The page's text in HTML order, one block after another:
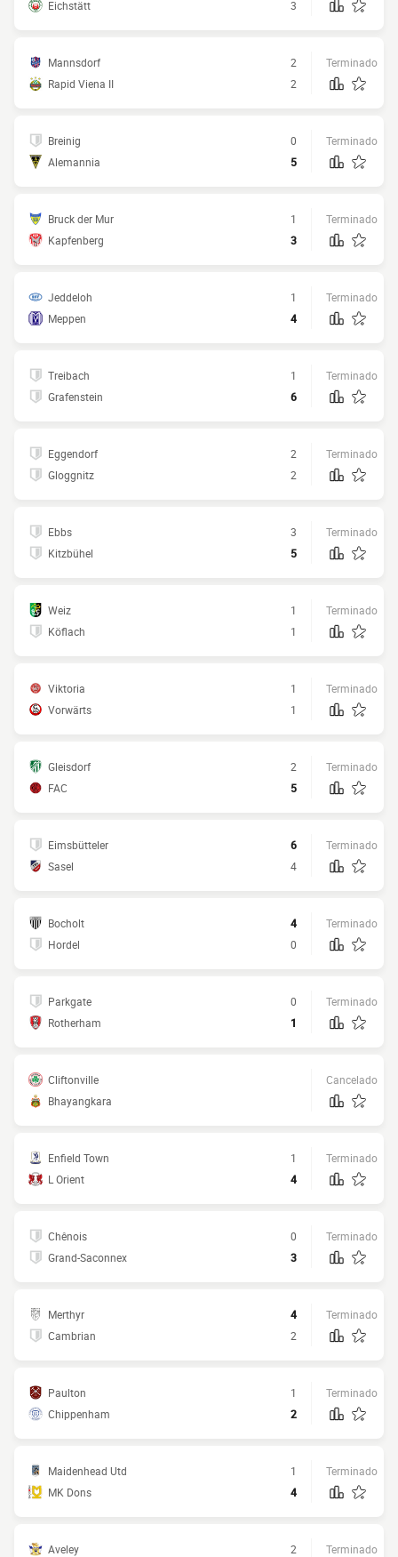
Eichstätt 3
Mannsdorf
2
Rapid Viena II
2
Terminado
Breinig
0
Alemannia
5
Terminado
Bruck der Mur
1
Kapfenberg
3
Terminado
Jeddeloh
1
Meppen
4
Terminado
Treibach
1
Grafenstein
6
Terminado
Eggendorf
2
Gloggnitz
2
Terminado
Ebbs
3
Kitzbühel
5
Terminado
Weiz
1
Köflach
1
Terminado
Viktoria
1
Vorwärts
1
Terminado
Gleisdorf
2
FAC
5
Terminado
Eimsbütteler
6
Sasel
4
Terminado
Bocholt
4
Hordel
0
Terminado
Parkgate
0
Rotherham
1
Terminado
Cliftonville
Bhayangkara
Cancelado
Enfield Town
1
L Orient
4
Terminado
Chênois
0
Grand-Saconnex
3
Terminado
Merthyr
4
Cambrian
2
Terminado
Paulton
1
Chippenham
2
Terminado
Maidenhead Utd
1
MK Dons
4
Terminado
Aveley
2
Terminado